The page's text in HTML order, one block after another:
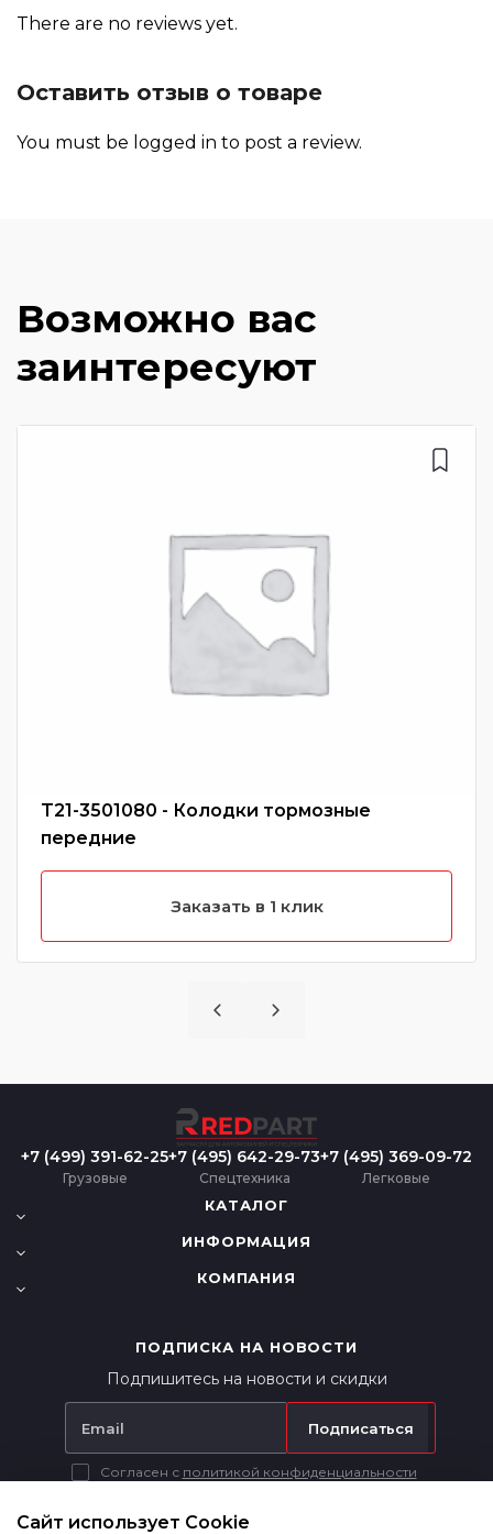
There are no reviews yet.
Оставить отзыв о товаре
You must be logged in to post a review.
Возможно вас
заинтересуют
T21-3501080 - Колодки тормозные
передние
Заказать в 1 клик
+7 (499) 391-62-25
Грузовые
+7 (495) 642-29-73
Спецтехника
+7 (495) 369-09-72
Легковые
КАТАЛОГ
ИНФОРМАЦИЯ
КОМПАНИЯ
ПОДПИСКА НА НОВОСТИ
Подпишитесь на новости и скидки
Подписаться
Согласен с политикой конфиденциальности
информационный характер и ни при каких условиях не является
публичной офертой в соответствии с п. 2 ст. 437 ГК РФ.
Сайт использует Cookie